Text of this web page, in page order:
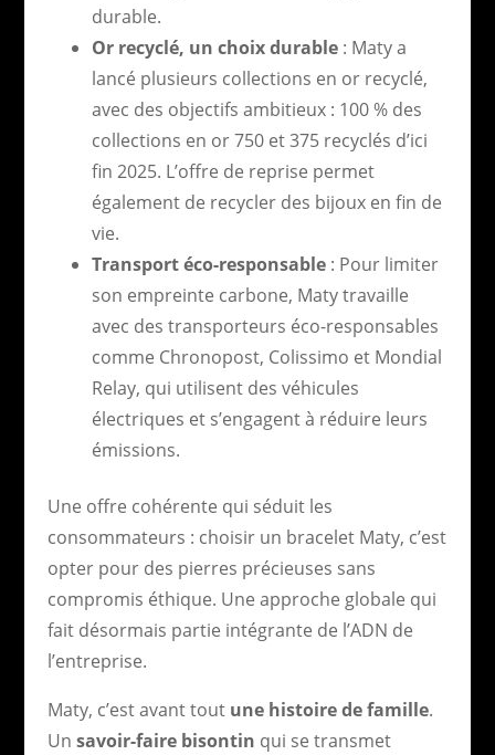
durable.
Or recyclé, un choix durable: Maty a
lancé plusieurs collections en or recyclé,
avec des objectifs ambitieux : 100 % des
collections en or 750 et 375 recyclés d’ici
fin 2025. L’offre de reprise permet
également de recycler des bijoux en fin de
vie.
Transport éco-responsable: Pour limiter
son empreinte carbone, Maty travaille
avec des transporteurs éco-responsables
comme Chronopost, Colissimo et Mondial
Relay, qui utilisent des véhicules
électriques et s’engagent à réduire leurs
émissions.
Une offre cohérente qui séduit les
consommateurs : choisir un bracelet Maty, c’est
opter pour des pierres précieuses sans
compromis éthique. Une approche globale qui
fait désormais partie intégrante de l’ADN de
l’entreprise.
Maty, c’est avant tout une histoire de famille.
Un savoir-faire bisontin qui se transmet